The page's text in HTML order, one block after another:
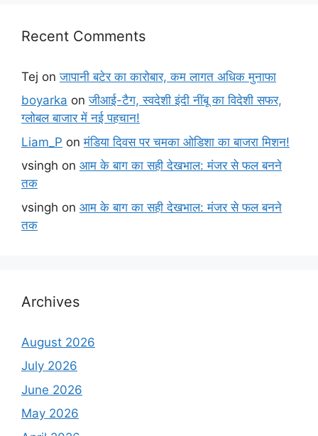
Recent Comments
Tej onजापानी बटेर का कारोबार, कम लागत अधिक मुनाफा
boyarka onजीआई-टैग, स्वदेशी इंदी नींबू का विदेशी सफर,
ग्लोबल बाजार में नई पहचान!
Liam_P onमंडिया दिवस पर चमका ओडिशा का बाजरा मिशन!
vsingh on आम के बाग का सही देखभाल: मंजर से फल बनने
तक
vsingh on आम के बाग का सही देखभाल: मंजर से फल बनने
तक
Archives
August 2026
July 2026
June 2026
May 2026